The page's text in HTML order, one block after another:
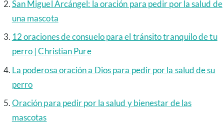
San Miguel Arcángel: la oración para pedir por la salud de
una mascota
12 oraciones de consuelo para el tránsito tranquilo de tu
perro | Christian Pure
La poderosa oración a Dios para pedir por la salud de su
perro
Oración para pedir por la salud y bienestar de las
mascotas